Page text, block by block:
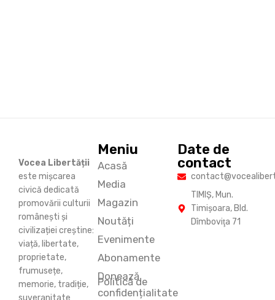
Vocea Libertății
este mișcarea
civică dedicată
promovării culturii
românești și
civilizației creștine:
viață, libertate,
proprietate,
frumusețe,
memorie, tradiție,
suveranitate
Meniu
Acasă
Media
Magazin
Noutăți
Evenimente
Abonamente
Donează
Politică de
confidențialitate
Date de
contact
TIMIŞ, Mun.
Timişoara, Bld.
Dîmboviţa 71